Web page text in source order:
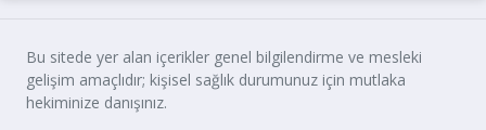
Bu sitede yer alan içerikler genel bilgilendirme ve mesleki
gelişim amaçlıdır; kişisel sağlık durumunuz için mutlaka
hekiminize danışınız.